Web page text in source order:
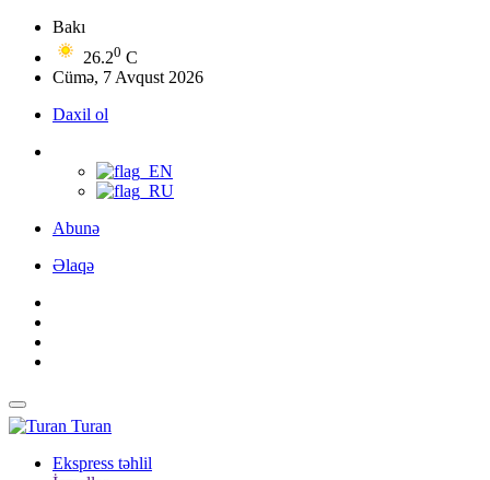
Bakı
26.20 C
Cümə, 7 Avqust 2026
Daxil ol
Abunə
Əlaqə
Turan
Ekspress təhlil